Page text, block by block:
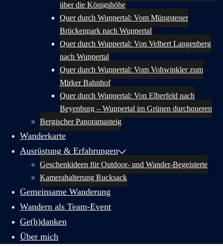
über die Königshöhe
Quer durch Wuppertal: Vom Müngstener
Brückenpark nach Wuppertal
Quer durch Wuppertal: Von Velbert Langenberg
nach Wuppertal
Quer durch Wuppertal: Vom Vohwinkler zum
Mirker Bahnhof
Quer durch Wuppertal: Von Elberfeld nach
Beyenburg – Wuppertal im Grünen durchqueren
Bergischer Panoramasteig
Wanderkarte
Ausrüstung & Erfahrungen
Geschenkideen für Outdoor- und Wander-Begeisterte
Kamerahalterung Rucksack
Gemeinsame Wanderung
Wandern als Team-Event
Ge(h)danken
Über mich